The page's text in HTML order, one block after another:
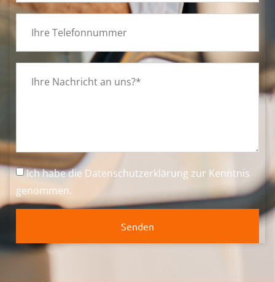
Ich habe die Datenschutzerklärung zur Kenntnis
genommen.
Senden